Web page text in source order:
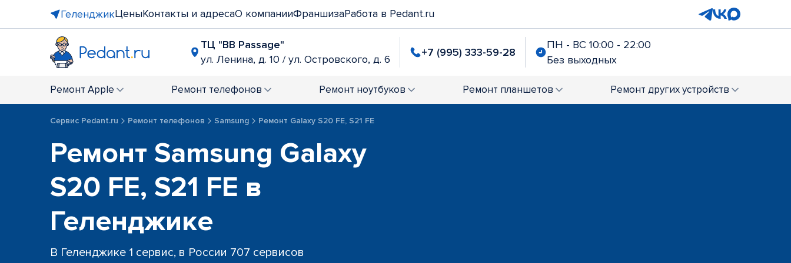
ГеленджикЦеныКонтакты и адресаО компанииФраншизаРабота в Pedant.ru
ТЦ "BB Passage"
ул. Ленина, д. 10 / ул. Островского, д. 6
+7 (995) 333-59-28
ПН - ВС 10:00 - 22:00
Без выходных
Ремонт Apple Ремонт телефонов Ремонт ноутбуков Ремонт планшетов Ремонт других устройств
Сервис Pedant.ru Ремонт телефонов Samsung Ремонт Galaxy S20 FE, S21 FE
Ремонт Samsung Galaxy
S20 FE, S21 FE в
Геленджике
В Геленджике 1 сервис, в России 707 сервисов